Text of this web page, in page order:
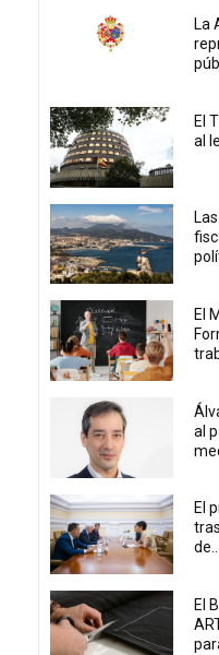
La
El
al
El
al
El
de...
El